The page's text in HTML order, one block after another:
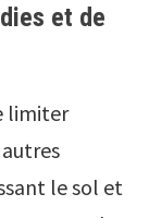
et de
limiter
le sol et